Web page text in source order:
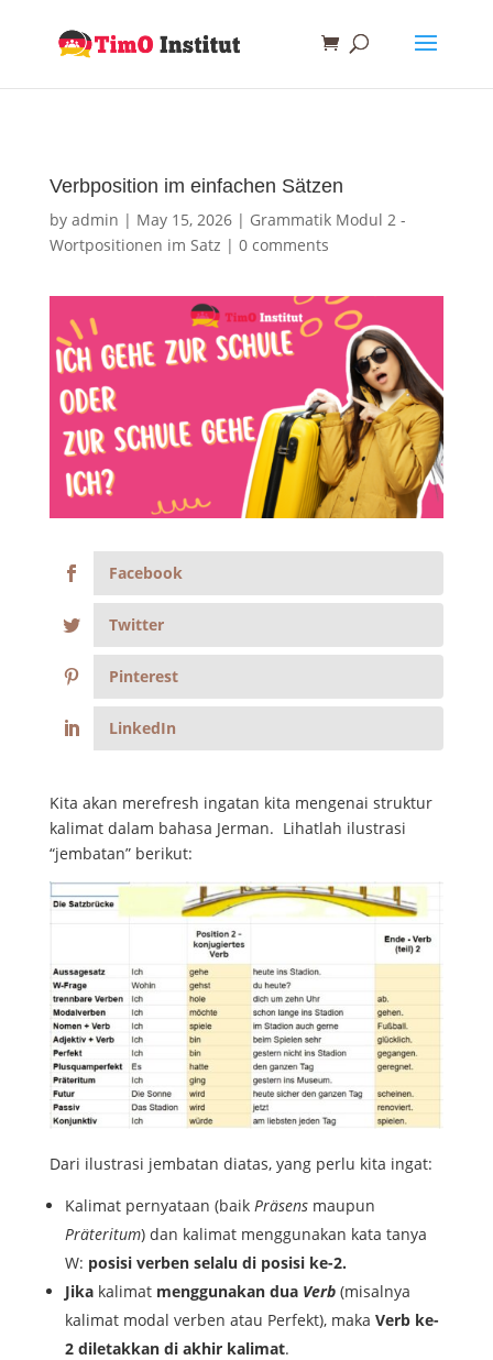
Verbposition im einfachen Sätzen
by admin | May 15, 2026| Grammatik Modul 2 -
Wortpositionen im Satz | 0 comments
Facebook
Twitter
Pinterest
LinkedIn
Kita akan merefresh ingatan kita mengenai struktur
kalimat dalam bahasa Jerman. Lihatlah ilustrasi
“jembatan” berikut:
Dari ilustrasi jembatan diatas, yang perlu kita ingat:
Kalimat pernyataan (baik Präsensmaupun
Präteritum) dan kalimat menggunakan kata tanya
W: posisi verben selalu di posisi ke-2.
Jikakalimat menggunakan dua Verb(misalnya
kalimat modal verben atau Perfekt), maka Verb ke-
2 diletakkan di akhir kalimat.